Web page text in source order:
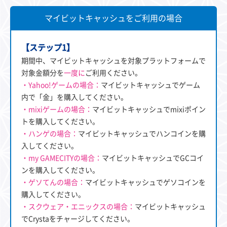
マイビットキャッシュをご利用の場合
【ステップ1】
期間中、マイビットキャッシュを対象プラットフォームで
対象金額分を一度に ご利用ください。
・Yahoo!ゲームの場合： マイビットキャッシュでゲーム
内で「金」を購入してください。
・mixiゲームの場合： マイビットキャッシュでmixiポイン
トを購入してください。
・ハンゲの場合： マイビットキャッシュでハンコインを購
入してください。
・my GAMECITYの場合： マイビットキャッシュでGCコイ
ンを購入してください。
・ゲソてんの場合： マイビットキャッシュでゲソコインを
購入してください。
・スクウェア・エニックスの場合： マイビットキャッシュ
でCrystaをチャージしてください。